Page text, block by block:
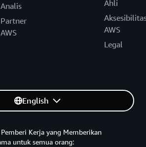
Analis
Partner
AWS
Ahli
AWS
Legal
English
Kerja yang Memberikan
untuk semua orang: